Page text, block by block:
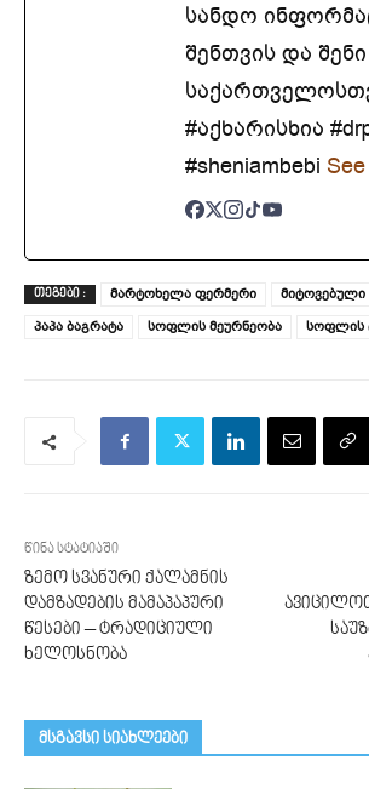
სანდო
შენთვის და შენი
#აქხარისხია
#sheniambebi
ᲗᲔᲒᲔᲑᲘ : მარტოხელა ფერმერი
პაპა ბაგრატა
სოფლის მეურნეობა სოფლის
წინა სტატიაში
ზემო სვანური ქალამნის
დამზადების მამაპაპური
წესები – ტრადიციული
ხელოსნობა
მსგავსი სიახლეები